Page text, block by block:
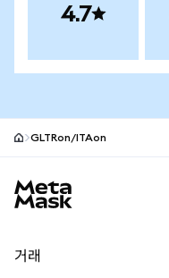
4.7
GLTRon/ITAon
거래